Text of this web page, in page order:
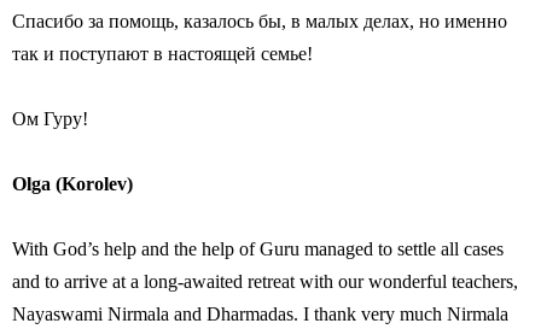
Спасибо за помощь, казалось бы, в малых делах, но именно
так и поступают в настоящей семье!
Ом Гуру!
Olga (Korolev)
With God’s help and the help of Guru managed to settle all cases
and to arrive at a long-awaited retreat with our wonderful teachers,
Nayaswami Nirmala and Dharmadas. I thank very much Nirmala